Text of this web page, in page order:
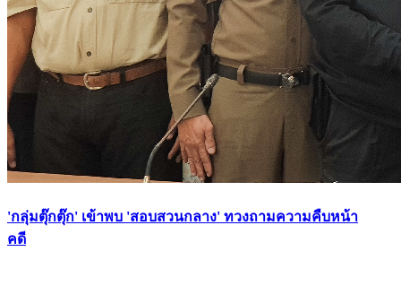
'กลุ่มตุ๊กตุ๊ก' เข้าพบ 'สอบสวนกลาง' ทวงถามความคืบหน้า
คดี